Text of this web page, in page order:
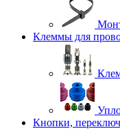
Клеммы для
Кнопки,